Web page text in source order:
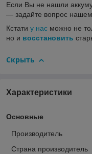
Если Вы не нашли
― задайте вопрос
Кстати у нас можно не
но и восстановить
Скрыть
Характеристики
Основные
Производитель
Страна производитель